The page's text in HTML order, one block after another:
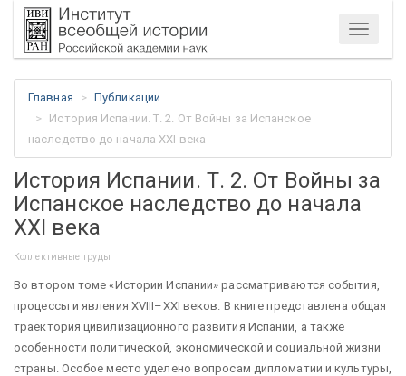
Меню
Главная
Публикации
История Испании. Т. 2. От Войны за Испанское
наследство до начала XXI века
История Испании. Т. 2. От Войны за
Испанское наследство до начала
XXI века
Коллективные труды
Во втором томе «Истории Испании» рассматриваются события,
процессы и явления XVIII–XXI веков. В книге представлена общая
траектория цивилизационного развития Испании, а также
особенности политической, экономической и социальной жизни
страны. Особое место уделено вопросам дипломатии и культуры,